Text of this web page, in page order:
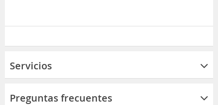
Servicios
Preguntas frecuentes